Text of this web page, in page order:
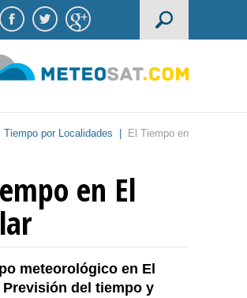
Tiempo por Localidades
El Tiempo en
en El
meteorológico en El
Previsión del tiempo y